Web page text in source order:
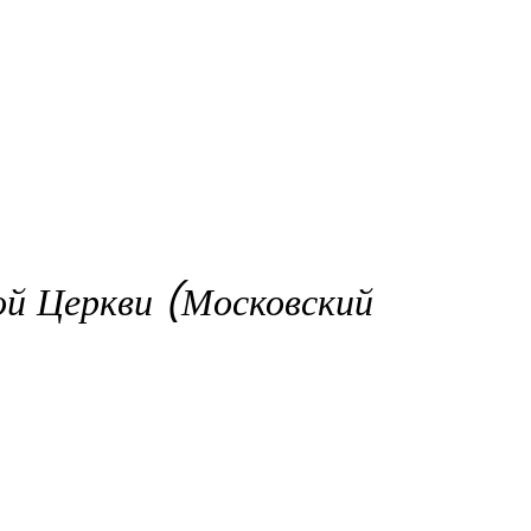
Церкви (Московский